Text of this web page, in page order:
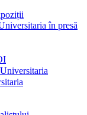
în presă